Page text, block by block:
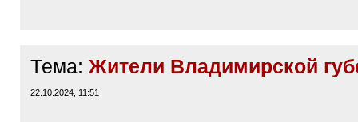
Тема: Жители Владимирской
22.10.2024, 11:51